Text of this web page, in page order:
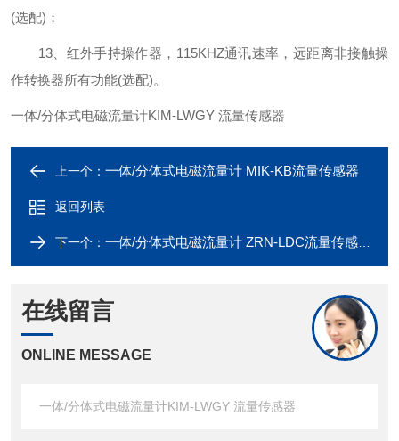
(选配)；
13、红外手持操作器，115KHZ通讯速率，远距离非接触操
作转换器所有功能(选配)。
一体/分体式电磁流量计KIM-LWGY 流量传感器
上一个： 一体/分体式电磁流量计 MIK-KB流量传感器
返回列表
下一个： 一体/分体式电磁流量计 ZRN-LDC流量传感器
在线留言
ONLINE MESSAGE